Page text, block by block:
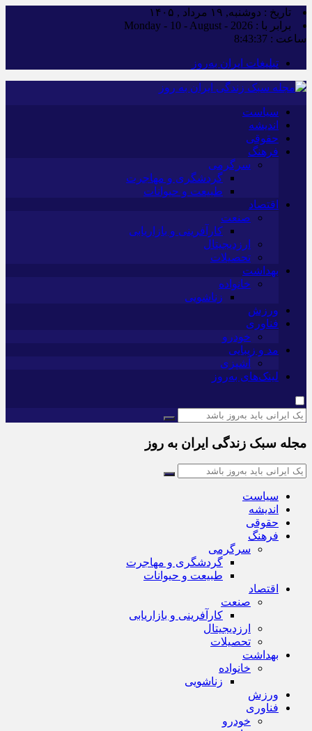
تاریخ : دوشنبه, ۱۹ مرداد , ۱۴۰۵
برابر با : Monday - 10 - August - 2026
ساعت : 8:43:39
تبلیغات ایران به‌روز
سیاست
اندیشه
حقوقی
فرهنگ
سرگرمی
گردشگری و مهاجرت
طبیعت و حیوانات
اقتصاد
صنعت
کارآفرینی و بازاریابی
ارزدیجیتال
تحصیلات
بهداشت
خانواده
زناشویی
ورزش
فناوری
خودرو
مد و زیبایی
آشپزی
لینک‌های به‌روز
مجله سبک زندگی ایران به روز
سیاست
اندیشه
حقوقی
فرهنگ
سرگرمی
گردشگری و مهاجرت
طبیعت و حیوانات
اقتصاد
صنعت
کارآفرینی و بازاریابی
ارزدیجیتال
تحصیلات
بهداشت
خانواده
زناشویی
ورزش
فناوری
خودرو